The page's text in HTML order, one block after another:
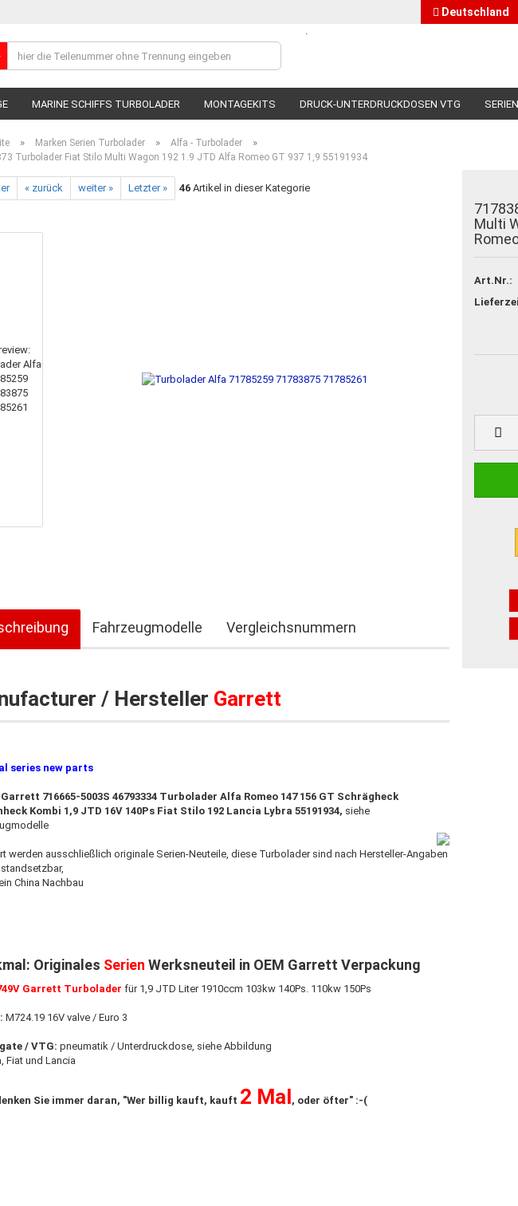
Deutschland
Lieferland
Passwort vergessen?
.
MARINE SCHIFFS TURBOLADER MONTAGEKITS DRUCK-UNTERDRUCKDOSEN VTG
» Marken Serien Turbolader » Alfa - Turbolader »
Turbolader Fiat Stilo Multi Wagon 192 1.9 JTD Alfa Romeo GT 937 1,9 55191934
« zurück weiter » Letzter » 46Artikel in dieser Kategorie
Multi
Art.Nr.:
Fahrzeugmodelle Vergleichsnummern
/ Hersteller Garrett
series new parts
716665-5003S 46793334 Turbolader Alfa Romeo 147 156 GT Schrägheck
Kombi 1,9 JTD 16V 140Ps Fiat Stilo 192 Lancia Lybra 55191934, siehe
werden ausschließlich originale Serien-Neuteile, diese Turbolader sind nach Hersteller-Angaben
China Nachbau
Originales Serien Werksneuteil in OEM Garrett Verpackung
Garrett Turbolader für 1,9 JTD Liter 1910ccm 103kw 140Ps. 110kw 150Ps
M724.19 16V valve / Euro 3
/ VTG: pneumatik / Unterdruckdose, siehe Abbildung
Fiat und Lancia
Sie immer daran, "Wer billig kauft, kauft 2 Mal, oder öfter" :-(